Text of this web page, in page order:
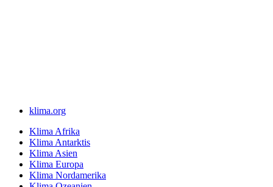
klima.org
Klima Afrika
Klima Antarktis
Klima Asien
Klima Europa
Klima Nordamerika